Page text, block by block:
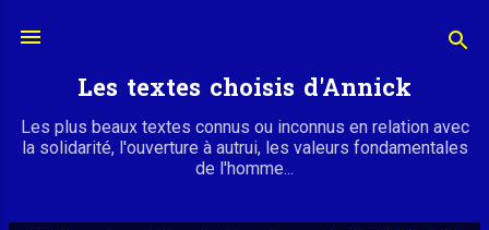
Les textes choisis d'Annick
Les plus beaux textes connus ou inconnus en relation avec
la solidarité, l'ouverture à autrui, les valeurs fondamentales
de l'homme...